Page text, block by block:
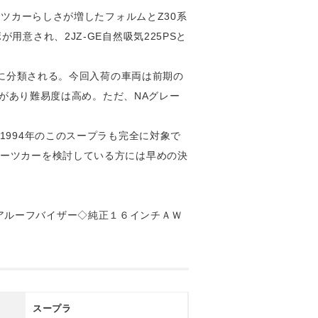
カーらしさが増したフォルムとZ30系
用意され、2JZ-GE自然吸気225PSと
類される。今回入荷の車両は前期の
あり難易度は高め。ただ、NAグレー
年のこのスープラも完全に対象で
ツカーを検討している方には早めの決
ーフバイザー◇純正１６インチＡＷ
スープラ